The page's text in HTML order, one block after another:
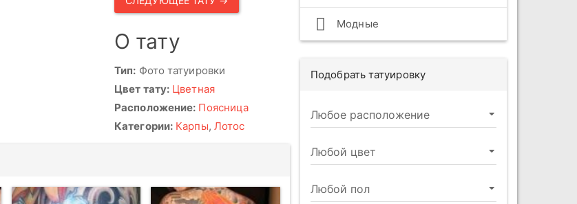
О тату
Тип: Фото татуировки
Цвет тату: Цветная
Расположение: Поясница
Категории: Карпы, Лотос
Модные
Подобрать татуировку